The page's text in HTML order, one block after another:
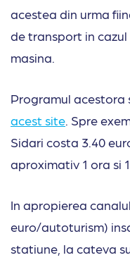
acestea din urma
de transport in cazul
masina.
Programul acestora
acest site . Spre
Sidari costa 3.40
aproximativ 1 ora si
In apropierea
euro/autoturism)
statiune, la cateva